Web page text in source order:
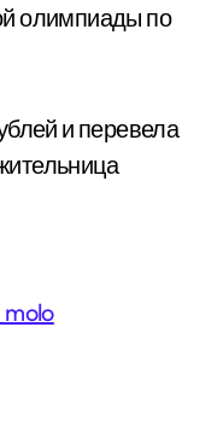
олимпиады по
и перевела